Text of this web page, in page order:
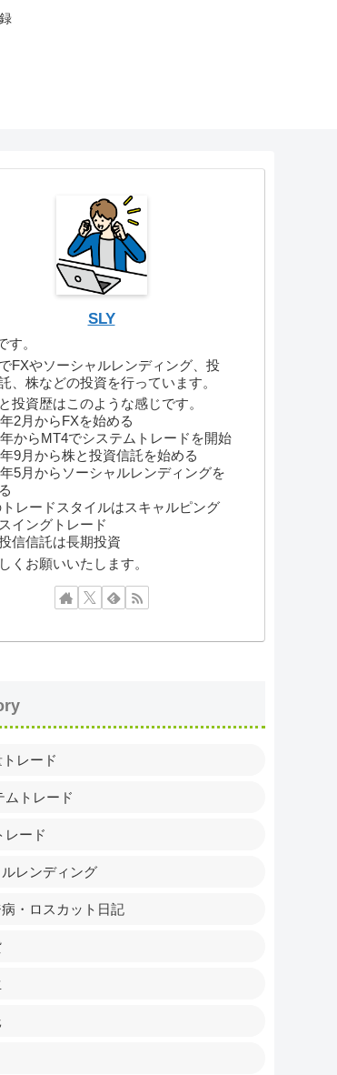
SLY
す。
FXやソーシャルレンディング、投
、株などの投資を行っています。
投資歴はこのような感じです。
2月からFXを始める
からMT4でシステムトレードを開始
9月から株と投資信託を始める
5月からソーシャルレンディングを
レードスタイルはスキャルピング
イングトレード
信信託は長期投資
くお願いいたします。
レード
ムトレード
レード
レンディング
・ロスカット日記